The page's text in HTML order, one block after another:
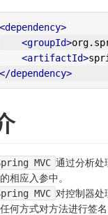
<dependency>
<groupId>
<artifactId>
</dependency>
MVC 通过分析处
相应入参中。
MVC 对控制器处
何方式对方法进行签名